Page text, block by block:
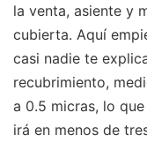
la venta, asiente y
cubierta. Aquí
casi nadie te
recubrimiento,
a 0.5 micras, lo
irá en menos de